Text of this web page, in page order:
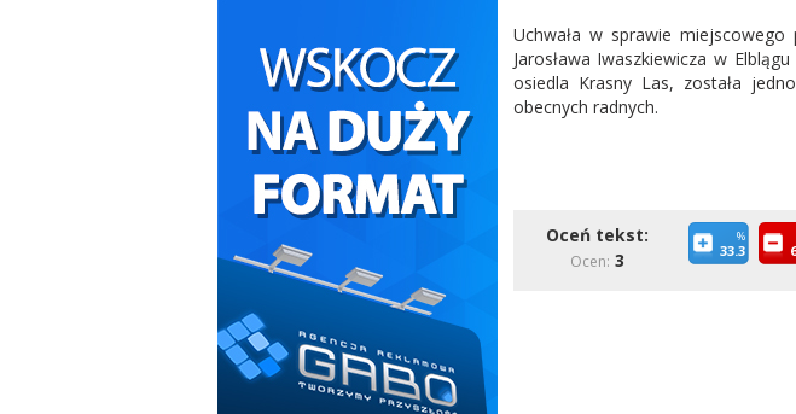
Uchwała w sprawie miejscowego
Jarosława Iwaszkiewicza w
osiedla Krasny Las, została
obecnych radnych.
Oceń tekst:
Ocen: 3
%
33.3